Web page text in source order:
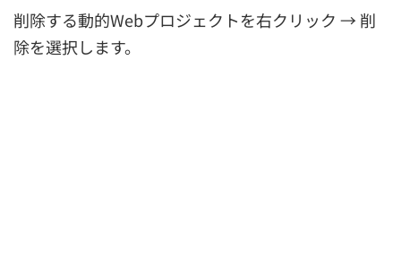
削除する動的Webプロジェクトを右クリック → 削
除を選択します。